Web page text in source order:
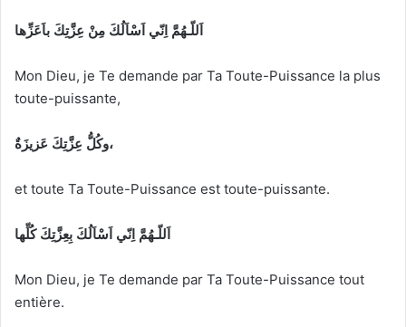
اَللّـهُمَّ اِنّي اَسْاَلُكَ مِنْ عِزَّتِكَ باَعَزِّها
Mon Dieu, je Te demande par Ta Toute-Puissance la plus
toute-puissante,
وكُلُّ عِزَّتِكَ عَزيزَةٌ،
et toute Ta Toute-Puissance est toute-puissante.
اَللّـهُمَّ اِنّي اَسْاَلُكَ بِعِزَّتِكَ كُلِّها
Mon Dieu, je Te demande par Ta Toute-Puissance tout
entière.